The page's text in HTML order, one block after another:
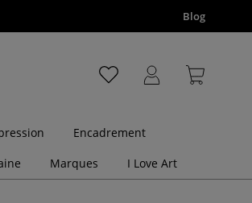
Blog
Encadrement
Marques I Love Art